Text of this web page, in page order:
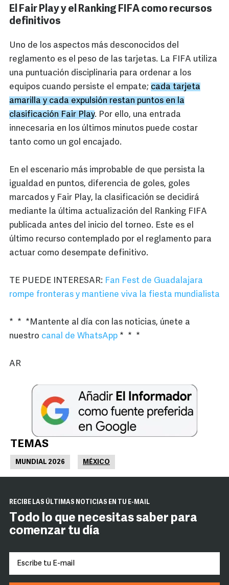
El Fair Play y el Ranking FIFA como recursos
definitivos
Uno de los aspectos más desconocidos del
reglamento es el peso de las tarjetas. La FIFA utiliza
una puntuación disciplinaria para ordenar a los
equipos cuando persiste el empate; cada tarjeta
amarilla y cada expulsión restan puntos en la
clasificación Fair Play. Por ello, una entrada
innecesaria en los últimos minutos puede costar
tanto como un gol encajado.
En el escenario más improbable de que persista la
igualdad en puntos, diferencia de goles, goles
marcados y Fair Play, la clasificación se decidirá
mediante la última actualización del Ranking FIFA
publicada antes del inicio del torneo. Este es el
último recurso contemplado por el reglamento para
actuar como desempate definitivo.
TE PUEDE INTERESAR: Fan Fest de Guadalajara
rompe fronteras y mantiene viva la fiesta mundialista
* * *Mantente al día con las noticias, únete a
nuestro canal de WhatsApp * * *
AR
TEMAS
MUNDIAL 2026 MÉXICO
RECIBE LAS ÚLTIMAS NOTICIAS EN TU E-MAIL
Todo lo que necesitas saber para
comenzar tu día